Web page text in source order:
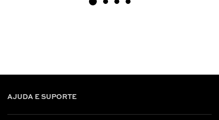
AJUDA E SUPORTE